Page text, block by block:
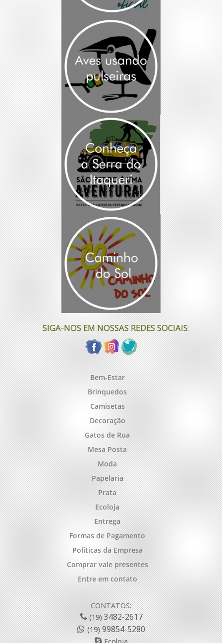
SIGA-NOS EM NOSSAS REDES SOCIAIS:
Bem-Estar
Brinquedos
Camisetas
Decoração
Gatos de Rua
Mesa Posta
Moda
Papelaria
Prata
Ecoloja
Entrega
Formas de Pagamento
Políticas da Empresa
Comprar vale presentes
Entre em contato
CONTATOS:
(19)3482-2617
(19)99854-5280